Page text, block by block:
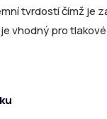
tvrdostí čímž je
vhodný pro